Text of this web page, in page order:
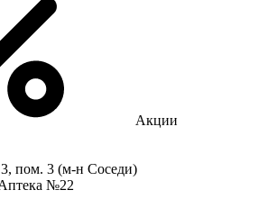
Акции
пом. 3 (м-н Соседи)
№22